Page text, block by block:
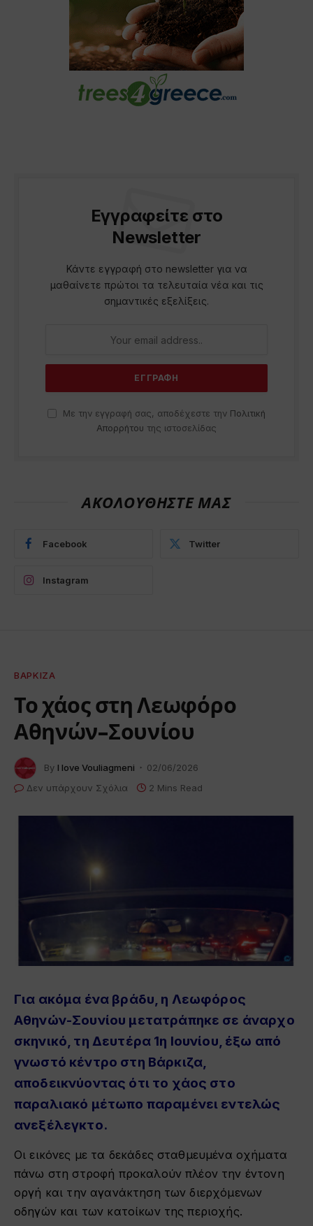
Εγγραφείτε στο
Newsletter
Κάντε εγγραφή στο newsletter για να
μαθαίνετε πρώτοι τα τελευταία νέα και τις
σημαντικές εξελίξεις.
Με την εγγραφή σας, αποδέχεστε την Πολιτική
Απορρήτου της ιστοσελίδας
ΑΚΟΛΟΥΘΗΣΤΕ ΜΑΣ
Facebook Twitter
Instagram
ΒΆΡΚΙΖΑ
Το χάος στη Λεωφόρο
Αθηνών-Σουνίου
By I love Vouliagmeni
02/06/2026
Δεν υπάρχουν Σχόλια
2 Mins Read
Για ακόμα ένα βράδυ, η Λεωφόρος
Αθηνών-Σουνίου μετατράπηκε σε άναρχο
σκηνικό, τη Δευτέρα 1η Ιουνίου, έξω από
γνωστό κέντρο στη Βάρκιζα,
αποδεικνύοντας ότι το χάος στο
παραλιακό μέτωπο παραμένει εντελώς
ανεξέλεγκτο.
Οι εικόνες με τα δεκάδες σταθμευμένα οχήματα
πάνω στη στροφή προκαλούν πλέον την έντονη
οργή και την αγανάκτηση των διερχόμενων
οδηγών και των κατοίκων της περιοχής.